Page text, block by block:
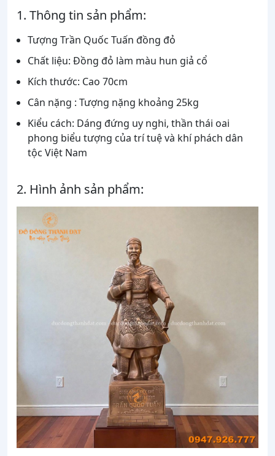
1. Thông tin sản phẩm:
Tượng Trần Quốc Tuấn đồng đỏ
Chất liệu: Đồng đỏ làm màu hun giả cổ
Kích thước: Cao 70cm
Cân nặng : Tượng nặng khoảng 25kg
Kiểu cách: Dáng đứng uy nghi, thần thái oai
phong biểu tượng của trí tuệ và khí phách dân
tộc Việt Nam
2. Hình ảnh sản phẩm: